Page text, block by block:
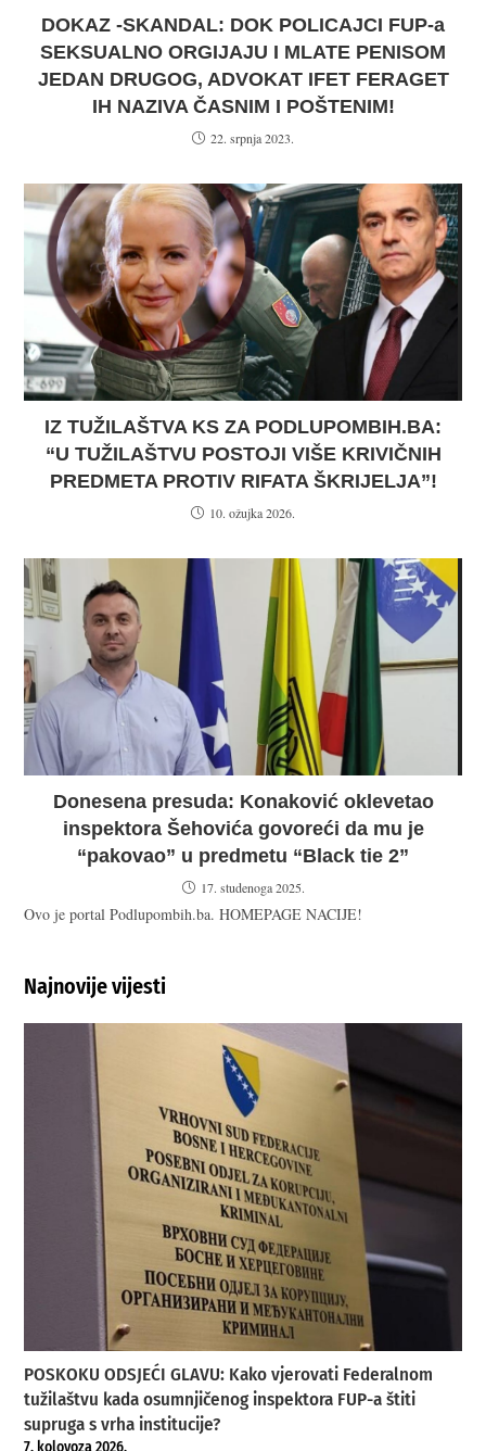
DOKAZ -SKANDAL: DOK POLICAJCI FUP-a
SEKSUALNO ORGIJAJU I MLATE PENISOM
JEDAN DRUGOG, ADVOKAT IFET FERAGET
IH NAZIVA ČASNIM I POŠTENIM!
22. srpnja 2023.
IZ TUŽILAŠTVA KS ZA PODLUPOMBIH.BA:
“U TUŽILAŠTVU POSTOJI VIŠE KRIVIČNIH
PREDMETA PROTIV RIFATA ŠKRIJELJA”!
10. ožujka 2026.
Donesena presuda: Konaković oklevetao
inspektora Šehovića govoreći da mu je
“pakovao” u predmetu “Black tie 2”
17. studenoga 2025.
Ovo je portal Podlupombih.ba. HOMEPAGE NACIJE!
Najnovije vijesti
POSKOKU ODSJEĆI GLAVU: Kako vjerovati Federalnom
tužilaštvu kada osumnjičenog inspektora FUP-a štiti
supruga s vrha institucije?